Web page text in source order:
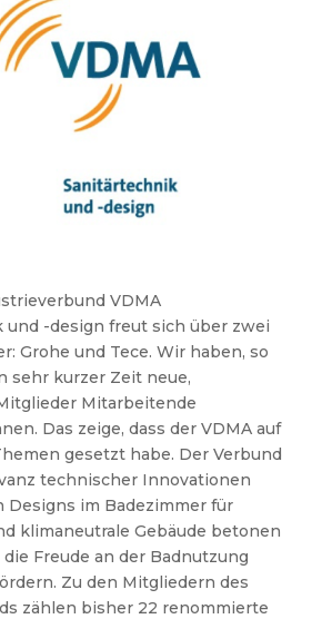
VDMA
und -design freut sich über zwei
Grohe und Tece. Wir haben, so
sehr kurzer Zeit neue,
Mitarbeitende
Das zeige, dass der VDMA auf
gesetzt habe. Der Verbund
technischer Innovationen
Designs im Badezimmer für
klimaneutrale Gebäude betonen
Freude an der Badnutzung
Zu den Mitgliedern des
zählen bisher 22 renommierte